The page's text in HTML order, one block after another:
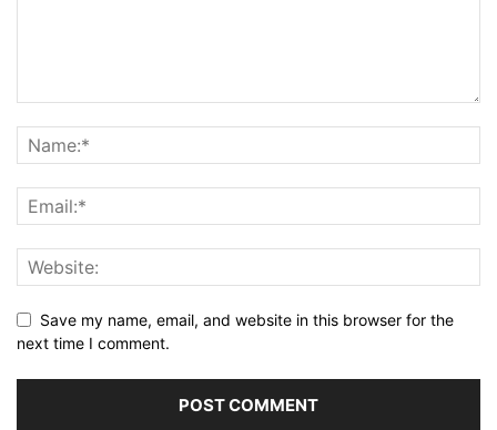
Save my name, email, and website in this browser for the
next time I comment.